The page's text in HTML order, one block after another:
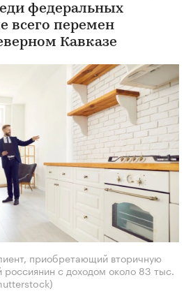
федеральных
всего перемен
Кавказе
приобретающий вторичную
россиянин с доходом около 83 тыс.